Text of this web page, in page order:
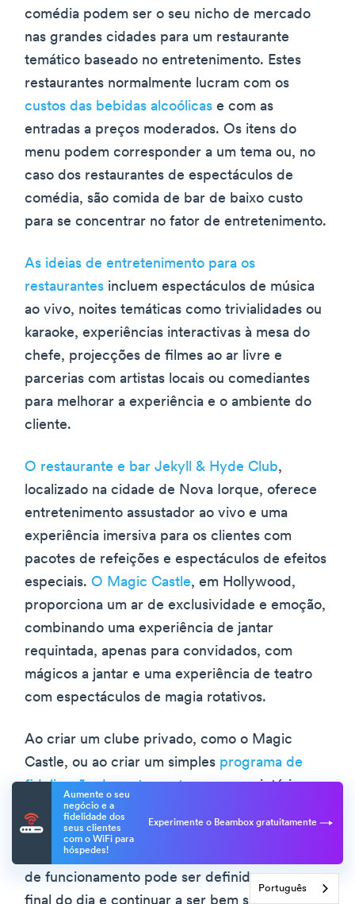
comédia podem ser o seu nicho de mercado
nas grandes cidades para um restaurante
temático baseado no entretenimento. Estes
restaurantes normalmente lucram com os
custos das bebidas alcoólicas e com as
entradas a preços moderados. Os itens do
menu podem corresponder a um tema ou, no
caso dos restaurantes de espectáculos de
comédia, são comida de bar de baixo custo
para se concentrar no fator de entretenimento.
As ideias de entretenimento para os
restaurantes incluem espectáculos de música
ao vivo, noites temáticas como trivialidades ou
karaoke, experiências interactivas à mesa do
chefe, projecções de filmes ao ar livre e
parcerias com artistas locais ou comediantes
para melhorar a experiência e o ambiente do
cliente.
O restaurante e bar Jekyll & Hyde Club,
localizado na cidade de Nova Iorque, oferece
entretenimento assustador ao vivo e uma
experiência imersiva para os clientes com
pacotes de refeições e espectáculos de efeitos
especiais. O Magic Castle, em Hollywood,
proporciona um ar de exclusividade e emoção,
combinando uma experiência de jantar
requintada, apenas para convidados, com
mágicos a jantar e uma experiência de teatro
com espectáculos de magia rotativos.
Ao criar um clube privado, como o Magic
Castle, ou ao criar um simples programa de
fidelização de restaurantes, os proprietários
recebem o investimento dos clientes no seu
estabelecimento. Os restaurantes temáticos de
entretenimento também provam que o horário
de funcionamento pode ser definido para o
Aumente o seu
negócio e a
fidelidade dos
seus clientes
com o WiFi para
hóspedes!
Experimente o Beambox gratuitamente
Português